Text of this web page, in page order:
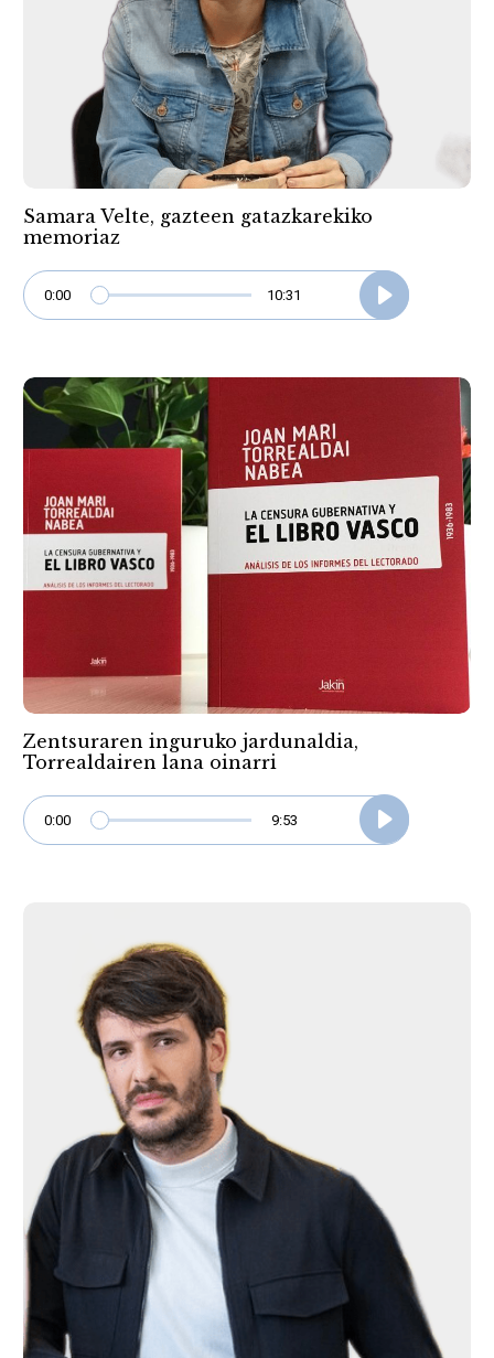
Samara Velte, gazteen gatazkarekiko
memoriaz
0:00 10:31
Zentsuraren inguruko jardunaldia,
Torrealdairen lana oinarri
0:00 9:53